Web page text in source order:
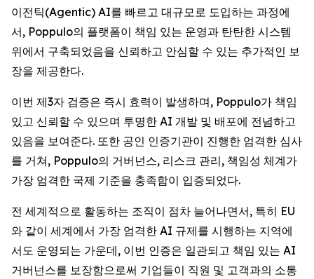
이전틱(Agentic) AI를 빠르고 대규모로 도입하는 과정에
서, Poppulo의 플랫폼이 책임 있는 운영과 탄탄한 시스템
위에서 구축되었음을 신뢰하고 안심할 수 있는 추가적인 보
장을 제공한다.
이번 제3자 검증은 즉시 효력이 발생하며, Poppulo가 책임
있고 신뢰할 수 있으며 투명한 AI 개발 및 배포에 전념하고
있음을 보여준다. 또한 공인 인증기관이 진행한 엄격한 심사
를 거쳐, Poppulo의 거버넌스, 리스크 관리, 책임성 체계가
가장 엄격한 국제 기준을 충족함이 입증되었다.
전 세계적으로 활동하는 조직이 점차 늘어나면서, 특히 EU
와 같이 세계에서 가장 엄격한 AI 규제를 시행하는 지역에
서도 운영되는 가운데, 이번 인증은 일관되고 책임 있는 AI
거버넌스를 보장함으로써 기업들이 직원 및 고객과의 소통